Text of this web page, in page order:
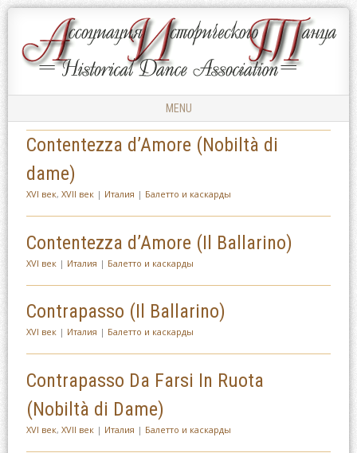
АССОЦИАЦИЯ
ИСТОРИЧЕСКОГО
Ассоциация
Исторического
Танца
MENU
Skip to content
Contentezza d’Amore (Nobiltà di
dame)
XVI век, XVII век| Италия | Балетто и каскарды
Contentezza d’Amore (Il Ballarino)
XVI век| Италия | Балетто и каскарды
Contrapasso (Il Ballarino)
XVI век| Италия | Балетто и каскарды
Contrapasso Da Farsi In Ruota
(Nobiltà di Dame)
XVI век, XVII век| Италия | Балетто и каскарды